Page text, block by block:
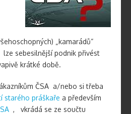
„kamarádů“
sebesilnější podnik přivést
krátké době.
ČSA a/nebo si třeba
starého práškaře a především
, vkrádá se ze součtu